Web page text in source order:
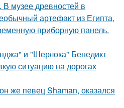
музее древностей в
артефакт из Египта,
приборную панель.
и "Шерлока" Бенедикт
ситуацию на дорогах
же певец Shaman, оказался